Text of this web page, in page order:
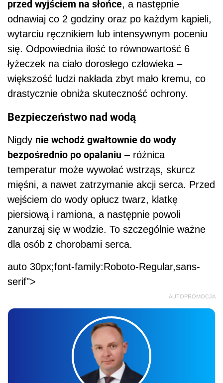
przed wyjściem na słońce, a następnie
odnawiaj co 2 godziny oraz po każdym kąpieli,
wytarciu ręcznikiem lub intensywnym poceniu
się. Odpowiednia ilość to równowartość 6
łyżeczek na ciało dorosłego człowieka –
większość ludzi nakłada zbyt mało kremu, co
drastycznie obniża skuteczność ochrony.
Bezpieczeństwo nad wodą
Nigdy nie wchodź gwałtownie do wody
bezpośrednio po opalaniu – różnica
temperatur może wywołać wstrząs, skurcz
mięśni, a nawet zatrzymanie akcji serca. Przed
wejściem do wody opłucz twarz, klatkę
piersiową i ramiona, a następnie powoli
zanurzaj się w wodzie. To szczególnie ważne
dla osób z chorobami serca.
auto 30px;font-family:Roboto-Regular,sans-
serif">
AUTOPROMOCJA